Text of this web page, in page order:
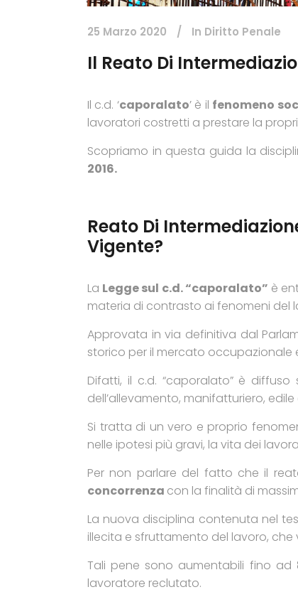
25 Marzo 2020 In Diritto Penale
Il Reato Di
Il c.d. ‘caporalato’ è il fenomeno
lavoratori costretti a prestare la
Scopriamo in questa guida la
2016.
Reato Di
Vigente?
La Legge sul c.d. “caporalato” è
materia di contrasto ai fenomeni del
Approvata in via definitiva dal
storico per il mercato occupazionale
Difatti, il c.d. “caporalato” è
dell’allevamento, manifatturiero, edile
Si tratta di un vero e proprio
nelle ipotesi più gravi, la vita dei
Per non parlare del fatto che il
concorrenza con la finalità di
La nuova disciplina contenuta nel
illecita e sfruttamento del lavoro, che
Tali pene sono aumentabili fino ad
lavoratore reclutato.